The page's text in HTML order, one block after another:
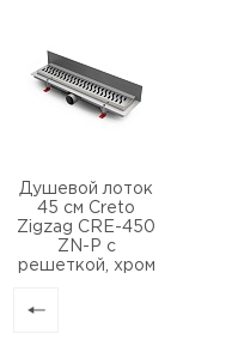
Душевой лоток
45 см Creto
Zigzag CRE-450
ZN-P с
решеткой, хром